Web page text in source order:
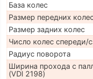
База колес
Размер передних
Размер задних колес
Число колес спереди/
Радиус поворота
Ширина прохода с
(VDI 2198)